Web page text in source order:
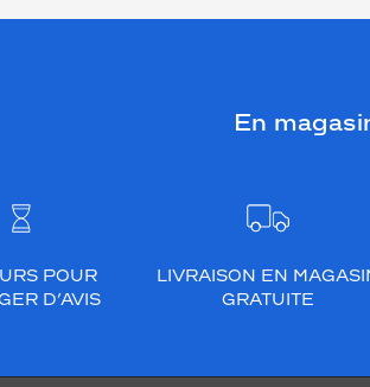
En
POUR
D’AVIS
LIVRAISON EN
GRATUITE